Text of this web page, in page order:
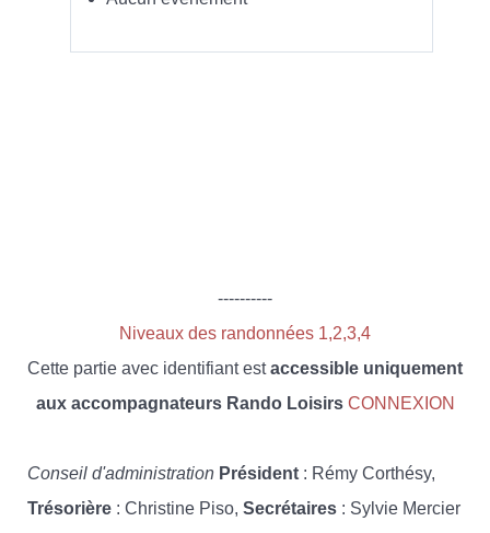
----------
Niveaux des randonnées 1,2,3,4
Cette partie avec identifiant estaccessible uniquement
aux accompagnateurs Rando Loisirs CONNEXION
Conseil d'administration Président : Rémy Corthésy,
Trésorière : Christine Piso, Secrétaires : Sylvie Mercier